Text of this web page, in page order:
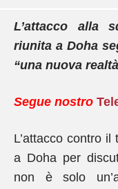
L’attacco alla
riunita a Doha
“una nuova
Segue nostro
L’attacco contro
a Doha per
non è solo